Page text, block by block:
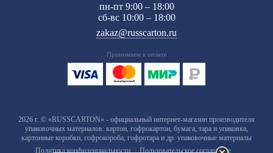
пн-пт 9:00 – 18:00
сб-вс 10:00 – 18:00
zakaz@russcarton.ru
Принимаем к оплате
2026 г. © «RUSSCARTON» - официальный интернет-магазин производителя
упаковочных материалов: картон, гофрокартон, бумага, тара и упаковка,
картонные коробки, гофрокороба, гофротара и др. упаковочные материалы
Политика конфиденциальности
Пользовательское соглашение